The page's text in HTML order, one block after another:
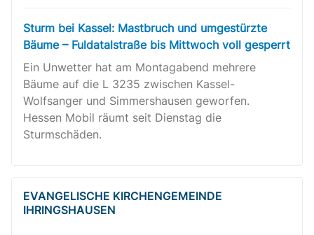
Sturm bei Kassel: Mastbruch und umgestürzte
Bäume – Fuldatalstraße bis Mittwoch voll gesperrt
Ein Unwetter hat am Montagabend mehrere
Bäume auf die L 3235 zwischen Kassel-
Wolfsanger und Simmershausen geworfen.
Hessen Mobil räumt seit Dienstag die
Sturmschäden.
EVANGELISCHE KIRCHENGEMEINDE
IHRINGSHAUSEN